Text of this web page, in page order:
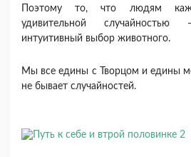
Поэтому то, что людям
удивительной
интуитивный выбор животного.
Мы все едины с Творцом и едины
не бывает случайностей.